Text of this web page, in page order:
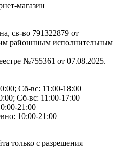
магазин
св-во 791322879 от
районнным исполнительным
№755361 от 07.08.2025.
Сб-вс: 11:00-18:00
Сб-вс: 11:00-17:00
21:00
10:00-21:00
только с разрешения